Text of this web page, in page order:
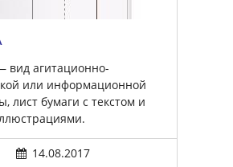
вид агитационно-
или информационной
лист бумаги с текстом и
14.08.2017